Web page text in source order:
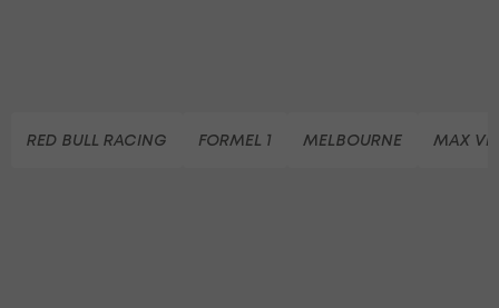
RED BULL RACING FORMEL 1 MELBOURNE MAX